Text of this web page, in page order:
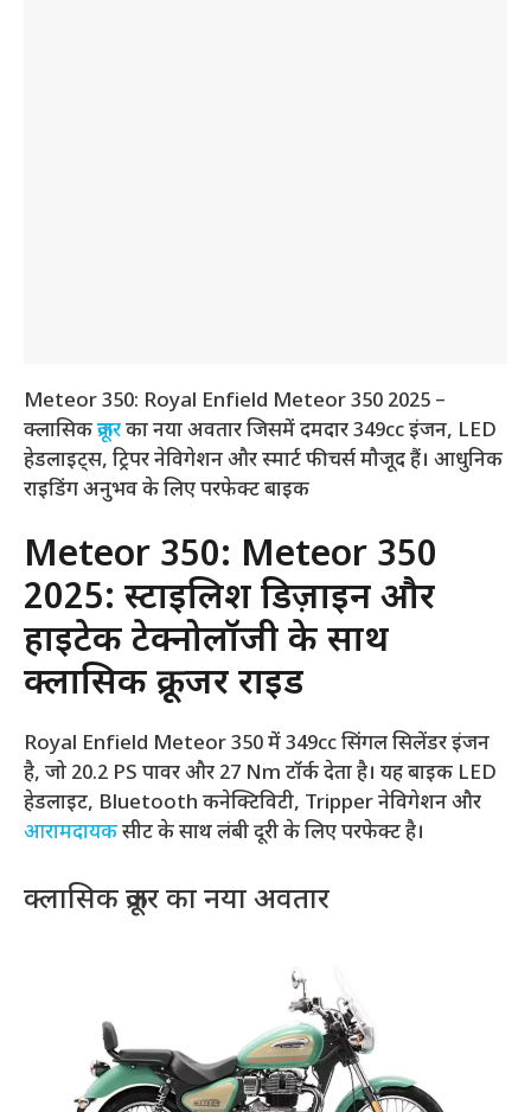
Meteor 350: Royal Enfield Meteor 350 2025 –
क्लासिकक्रूजरका नया अवतार जिसमें दमदार 349cc इंजन, LED
हेडलाइट्स, ट्रिपर नेविगेशन और स्मार्ट फीचर्स मौजूद हैं। आधुनिक
राइडिंग अनुभव के लिए परफेक्ट बाइक
Meteor 350: Meteor 350
2025: स्टाइलिश डिज़ाइन और
हाईटेक टेक्नोलॉजी के साथ
क्लासिक क्रूजर राइड
Royal Enfield Meteor 350 में 349cc सिंगल सिलेंडर इंजन
है, जो 20.2 PS पावर और 27 Nm टॉर्क देता है। यह बाइक LED
हेडलाइट, Bluetooth कनेक्टिविटी, Tripper नेविगेशन और
आरामदायकसीट के साथ लंबी दूरी के लिए परफेक्ट है।
क्लासिक क्रूजर का नया अवतार